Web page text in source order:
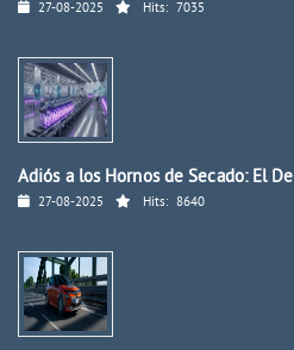
27-08-2025 Hits: 7035
Adiós a los Hornos de Secado: El De
27-08-2025 Hits: 8640